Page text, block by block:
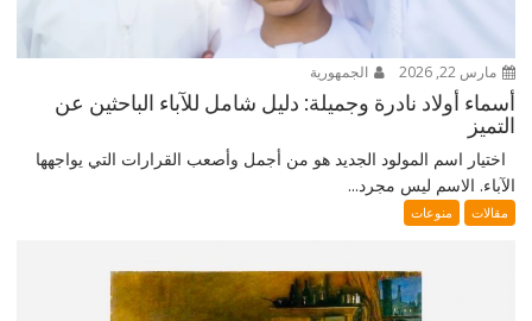
مارس 22, 2026 الجمهورية
أسماء أولاد نادرة وجميلة: دليل شامل للآباء الباحثين عن
التميز
اختيار اسم المولود الجديد هو من أجمل وأصعب القرارات التي يواجهها
الآباء. الاسم ليس مجرد...
مقالات منوعات